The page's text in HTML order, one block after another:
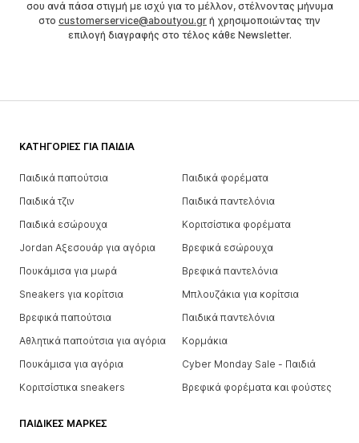
σου ανά πάσα στιγμή με ισχύ για το μέλλον, στέλνοντας μήνυμα
στο customerservice@aboutyou.gr ή χρησιμοποιώντας την
επιλογή διαγραφής στο τέλος κάθε Newsletter.
ΚΑΤΗΓΟΡΊΕΣ ΓΙΑ ΠΑΙΔΙΆ
Παιδικά παπούτσια
Παιδικά φορέματα
Παιδικά τζιν
Παιδικά παντελόνια
Παιδικά εσώρουχα
Κοριτσίστικα φορέματα
Jordan Αξεσουάρ για αγόρια
Βρεφικά εσώρουχα
Πουκάμισα για μωρά
Βρεφικά παντελόνια
Sneakers για κορίτσια
Μπλουζάκια για κορίτσια
Βρεφικά παπούτσια
Παιδικά παντελόνια
Αθλητικά παπούτσια για αγόρια
Κορμάκια
Πουκάμισα για αγόρια
Cyber Monday Sale - Παιδιά
Κοριτσίστικα sneakers
Βρεφικά φορέματα και φούστες
ΠΑΙΔΙΚΈΣ ΜΆΡΚΕΣ